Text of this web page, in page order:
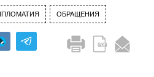
ОБРАЩЕНИЯ